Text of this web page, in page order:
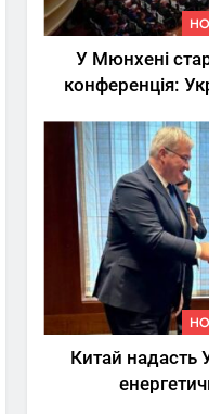
У Мюнхені
конференція:
Китай надасть
5
6